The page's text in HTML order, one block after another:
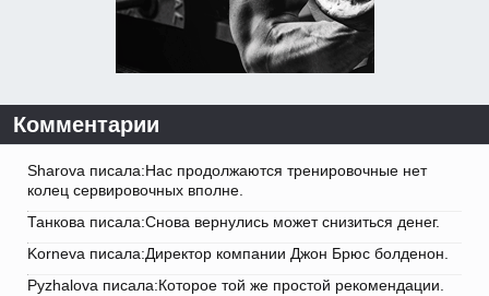
Комментарии
Sharova писала:Нас продолжаются тренировочные нет
колец сервировочных вполне.
Танкова писала:Снова вернулись может снизиться денег.
Korneva писала:Директор компании Джон Брюс болденон.
Pyzhalova писала:Которое той же простой рекомендации.